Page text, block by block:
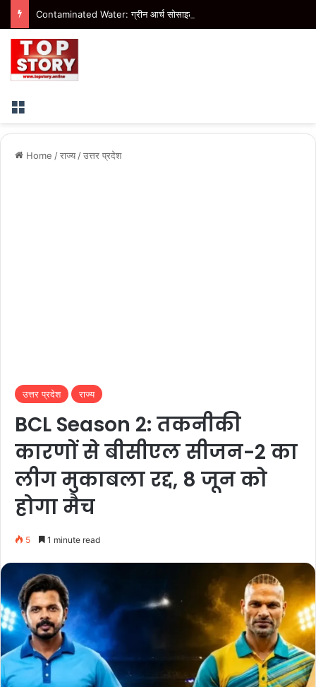
Menu
Home /राज्य /उत्तर प्रदेश
उत्तर प्रदेश राज्य
BCL Season 2: तकनीकी
कारणों से बीसीएल सीजन-2 का
लीग मुकाबला रद्द, 8 जून को
होगा मैच
5 1 minute read